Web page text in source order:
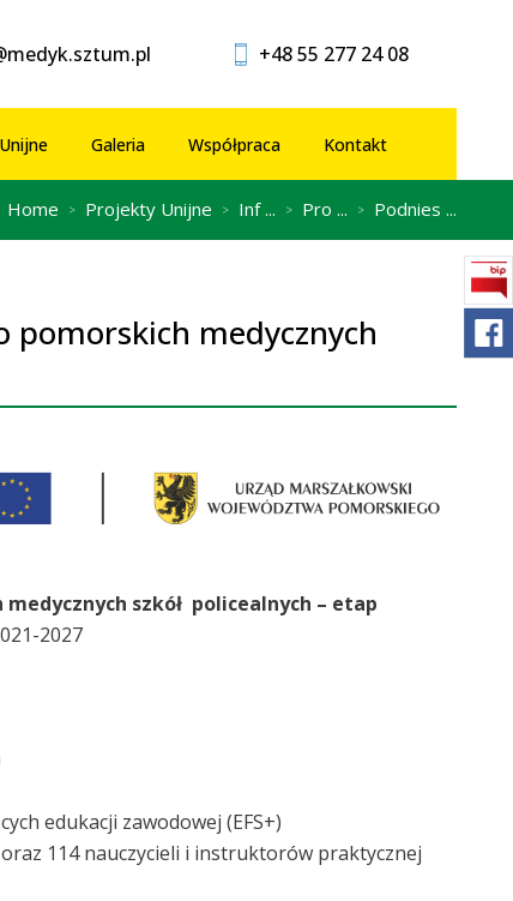
+48 55 277 24 08
Galeria Współpraca Kontakt
Home > Projekty Unijne > Inf ... > Pro ... > Podnies ...
pomorskich medycznych
szkół policealnych – etap
2027
edukacji zawodowej (EFS+)
114 nauczycieli i instruktorów praktycznej